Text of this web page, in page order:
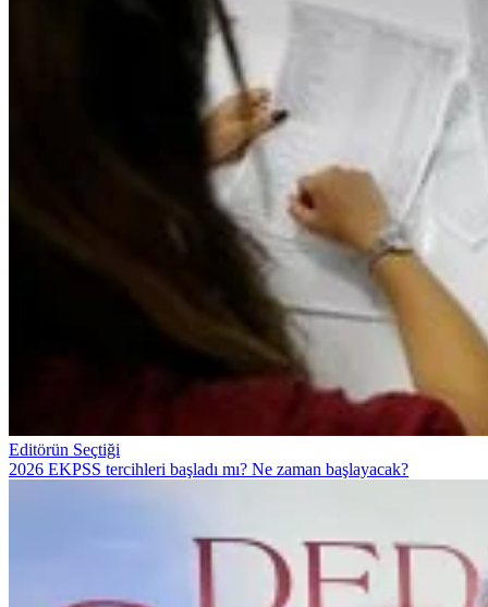
Editörün Seçtiği
2026 EKPSS tercihleri başladı mı? Ne zaman başlayacak?